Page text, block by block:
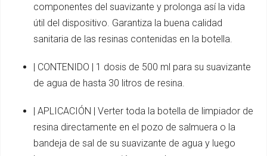
componentes del suavizante y prolonga así la vida
útil del dispositivo. Garantiza la buena calidad
sanitaria de las resinas contenidas en la botella.
| CONTENIDO | 1 dosis de 500 ml para su suavizante
de agua de hasta 30 litros de resina.
| APLICACIÓN | Verter toda la botella de limpiador de
resina directamente en el pozo de salmuera o la
bandeja de sal de su suavizante de agua y luego